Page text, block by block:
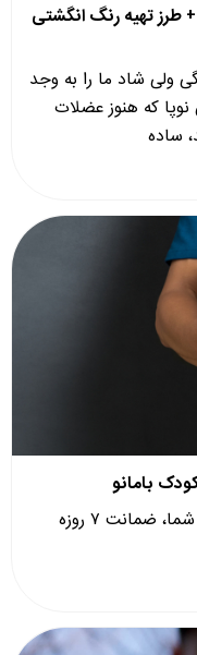
طرز تهیه رنگ انگشتی
ولی شاد ما را به وجد
که هنوز عضلات
ساده
فروشگاه کودک بامانو برای تسهیل خرید شما، ضمانت ۷ روزه